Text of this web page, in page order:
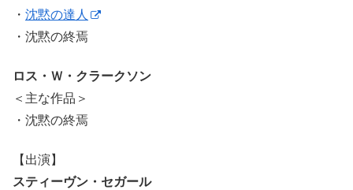
・ 沈黙の達人
・沈黙の終焉
ロス・Ｗ・クラークソン
＜主な作品＞
・沈黙の終焉
【出演】
スティーヴン・セガール